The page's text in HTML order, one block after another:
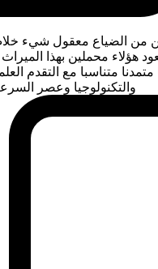
من الضياع معقول شيء
هؤلاء محملين بهذا الميراث
متناسبا مع التقدم
والتكنولوجيا وعصر